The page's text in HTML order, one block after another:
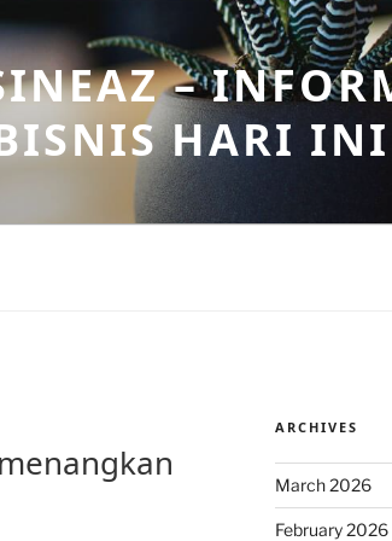
–
HARI INI
ARCHIVES
March 2026
February 2026